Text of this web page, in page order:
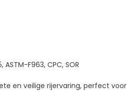
ASTM-F963, CPC, SOR
en veilige rijervaring, perfect voor